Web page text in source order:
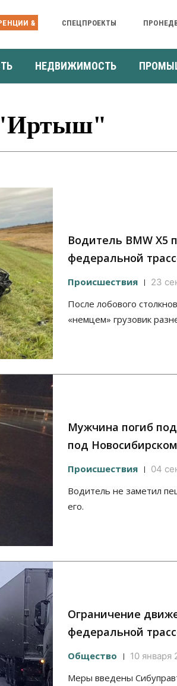
& СПЕЦПРОЕКТЫ
НЕДВИЖИМОСТЬ
"Иртыш"
Водитель BMW X5
федеральной
Происшествия 23
После лобового
«немцем» грузовик
Мужчина погиб
под Новосибирском
Происшествия 04
Водитель не заметил
его.
Ограничение
федеральной
Общество 10 января
Меры введены